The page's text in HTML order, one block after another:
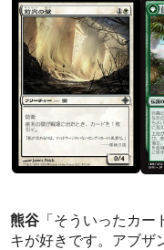
熊谷 「そういったカ
キが好きです。アブザ